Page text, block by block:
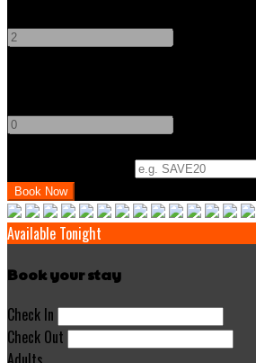
Available Tonight
Book your stay
Check In
Check Out